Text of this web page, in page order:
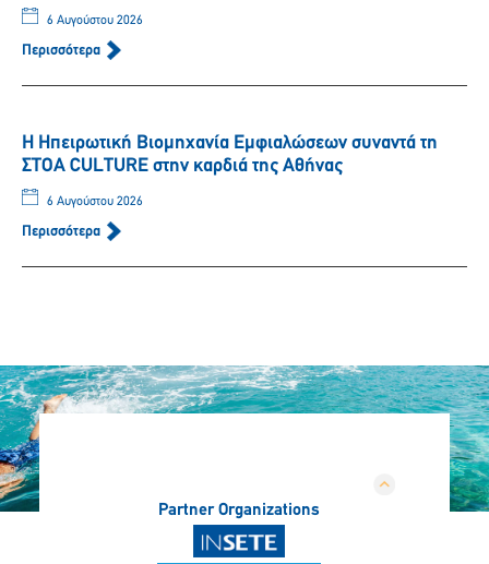
6 Αυγούστου 2026
Περισσότερα
Η Ηπειρωτική Βιομηχανία Εμφιαλώσεων συναντά τη
ΣΤΟΑ CULTURE στην καρδιά της Αθήνας
6 Αυγούστου 2026
Περισσότερα
Partner Organizations